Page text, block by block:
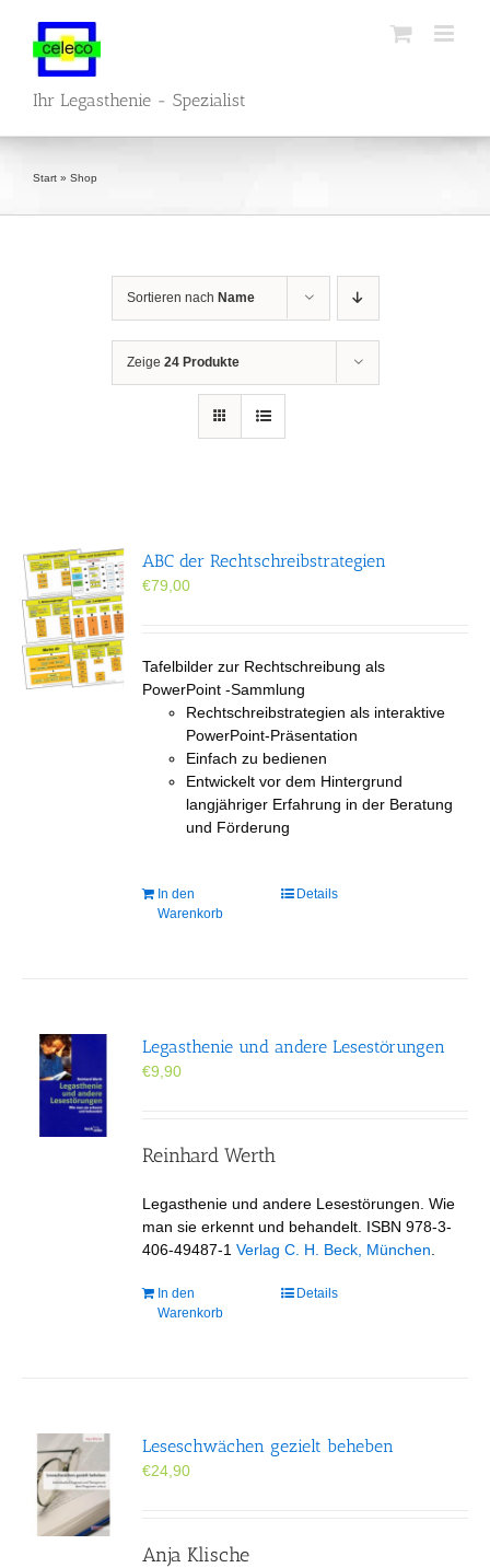
springen
Ihr Legasthenie - Spezialist
Start » Shop
Sortieren nach Name
Zeige 24 Produkte
ABC der Rechtschreibstrategien
€79,00
Tafelbilder zur Rechtschreibung als
PowerPoint -Sammlung
Rechtschreibstrategien als interaktive
PowerPoint-Präsentation
Einfach zu bedienen
Entwickelt vor dem Hintergrund
langjähriger Erfahrung in der Beratung
und Förderung
In den
Warenkorb
Details
Legasthenie und andere Lesestörungen
€9,90
Reinhard Werth
Legasthenie und andere Lesestörungen. Wie
man sie erkennt und behandelt. ISBN 978-3-
406-49487-1Verlag C. H. Beck, München
In den
Warenkorb
Details
Leseschwächen gezielt beheben
€24,90
Anja Klische